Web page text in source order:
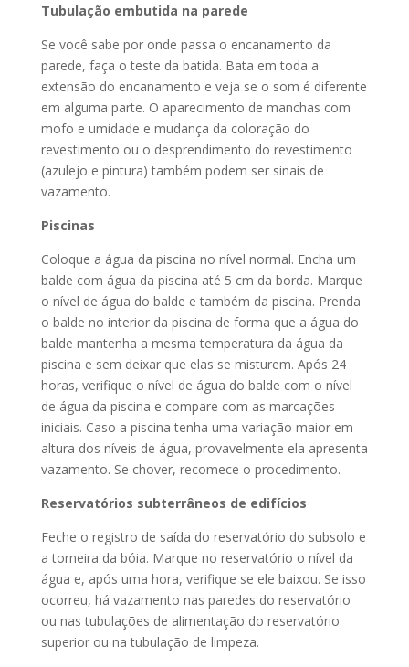
Tubulação embutida na parede
Se você sabe por onde passa o encanamento da
parede, faça o teste da batida. Bata em toda a
extensão do encanamento e veja se o som é diferente
em alguma parte. O aparecimento de manchas com
mofo e umidade e mudança da coloração do
revestimento ou o desprendimento do revestimento
(azulejo e pintura) também podem ser sinais de
vazamento.
Piscinas
Coloque a água da piscina no nível normal. Encha um
balde com água da piscina até 5 cm da borda. Marque
o nível de água do balde e também da piscina. Prenda
o balde no interior da piscina de forma que a água do
balde mantenha a mesma temperatura da água da
piscina e sem deixar que elas se misturem. Após 24
horas, verifique o nível de água do balde com o nível
de água da piscina e compare com as marcações
iniciais. Caso a piscina tenha uma variação maior em
altura dos níveis de água, provavelmente ela apresenta
vazamento. Se chover, recomece o procedimento.
Reservatórios subterrâneos de edifícios
Feche o registro de saída do reservatório do subsolo e
a torneira da bóia. Marque no reservatório o nível da
água e, após uma hora, verifique se ele baixou. Se isso
ocorreu, há vazamento nas paredes do reservatório
ou nas tubulações de alimentação do reservatório
superior ou na tubulação de limpeza.